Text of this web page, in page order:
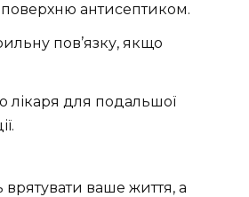
антисептиком.
пов’язку, якщо
лікаря для подальшої
ваше життя, а